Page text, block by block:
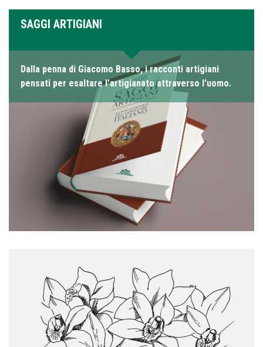
SAGGI ARTIGIANI
Dalla penna di Giacomo Basso, i racconti artigiani
pensati per esaltare l’artigianato attraverso l’uomo.